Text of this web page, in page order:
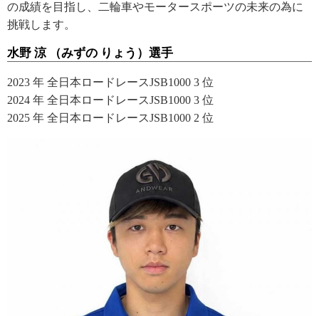
の成績を目指し、二輪車やモータースポーツの未来の為に
挑戦します。
水野 涼 （みずの りょう）選手
2023 年 全日本ロードレースJSB1000 3 位
2024 年 全日本ロードレースJSB1000 3 位
2025 年 全日本ロードレースJSB1000 2 位